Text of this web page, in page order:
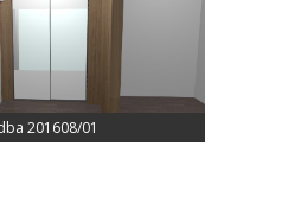
201608/01